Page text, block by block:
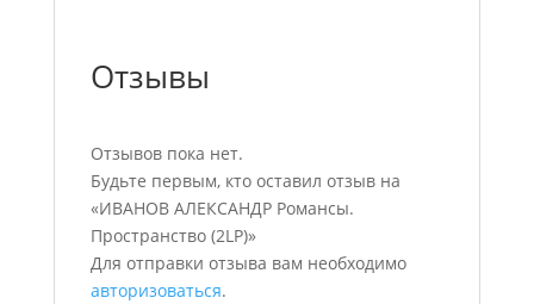
Отзывы
Отзывов пока нет.
Будьте первым, кто оставил отзыв на
«ИВАНОВ АЛЕКСАНДР Романсы.
Пространство (2LP)»
Для отправки отзыва вам необходимо
авторизоваться.